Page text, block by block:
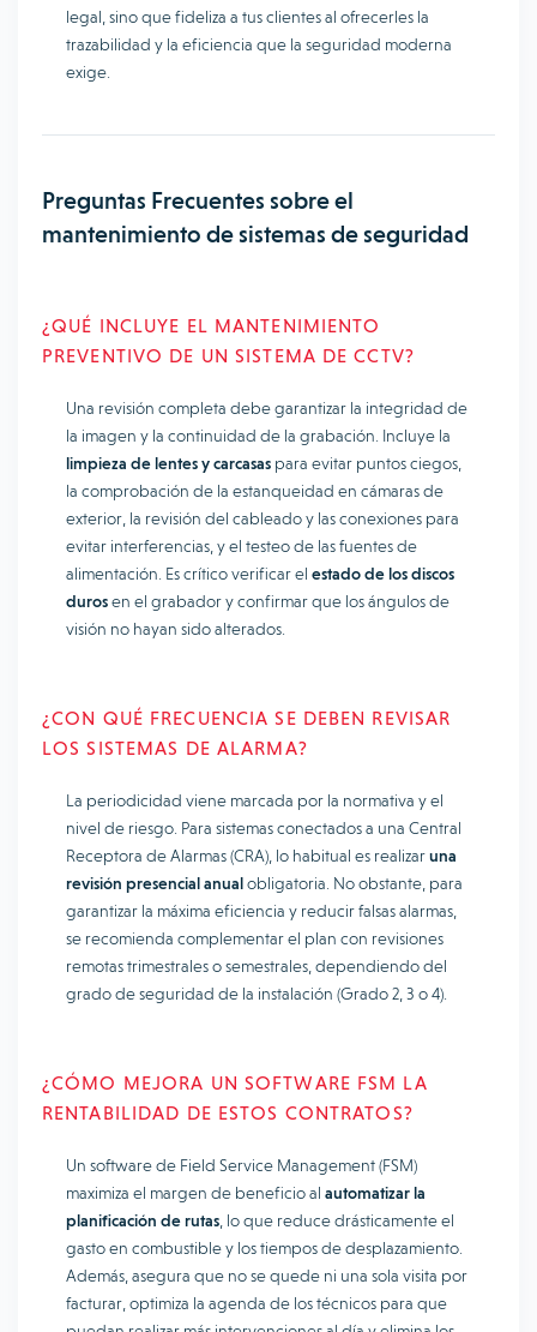
legal, sino que fideliza a tus clientes al ofrecerles la
trazabilidad y la eficiencia que la seguridad moderna
exige.
Preguntas Frecuentes sobre el
mantenimiento de sistemas de seguridad
¿QUÉ INCLUYE EL MANTENIMIENTO
PREVENTIVO DE UN SISTEMA DE CCTV?
Una revisión completa debe garantizar la integridad de
la imagen y la continuidad de la grabación. Incluye la
limpieza de lentes y carcasas para evitar puntos ciegos,
la comprobación de la estanqueidad en cámaras de
exterior, la revisión del cableado y las conexiones para
evitar interferencias, y el testeo de las fuentes de
alimentación. Es crítico verificar el estado de los discos
durosen el grabador y confirmar que los ángulos de
visión no hayan sido alterados.
¿CON QUÉ FRECUENCIA SE DEBEN REVISAR
LOS SISTEMAS DE ALARMA?
La periodicidad viene marcada por la normativa y el
nivel de riesgo. Para sistemas conectados a una Central
Receptora de Alarmas (CRA), lo habitual es realizaruna
revisión presencial anualobligatoria. No obstante, para
garantizar la máxima eficiencia y reducir falsas alarmas,
se recomienda complementar el plan con revisiones
remotas trimestrales o semestrales, dependiendo del
grado de seguridad de la instalación (Grado 2, 3 o 4).
¿CÓMO MEJORA UN SOFTWARE FSM LA
RENTABILIDAD DE ESTOS CONTRATOS?
Un software de Field Service Management (FSM)
maximiza el margen de beneficio al automatizar la
planificación de rutas , lo que reduce drásticamente el
gasto en combustible y los tiempos de desplazamiento.
Además, asegura que no se quede ni una sola visita por
facturar, optimiza la agenda de los técnicos para que